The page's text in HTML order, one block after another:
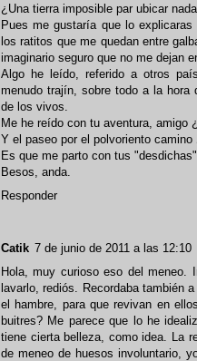
¿Una tierra imposible par ubicar
Pues me gustaría que lo
los ratitos que me quedan entre
imaginario seguro que no me dejan
Algo he leído, referido a otros
menudo trajín, sobre todo a la hora
de los vivos.
Me he reído con tu aventura, amigo
Y el paseo por el polvoriento
Es que me parto con tus
Besos, anda.
Responder
Catik 7 de junio de 2011 a las 12:10
Hola, muy curioso eso del meneo.
lavarlo, rediós. Recordaba también
el hambre, para que revivan en
buitres? Me parece que lo he
tiene cierta belleza, como idea. La
de meneo de huesos involuntario,